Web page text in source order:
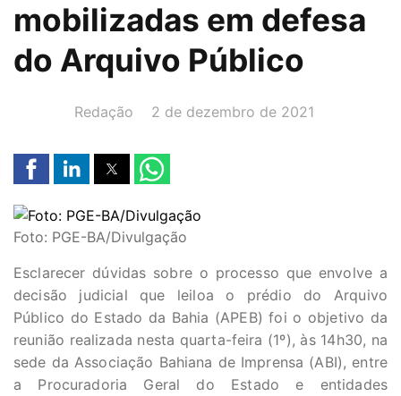
mobilizadas em defesa
do Arquivo Público
AUTOR(A):
Redação DATA:
2 de dezembro de 2021
Foto: PGE-BA/Divulgação
Esclarecer dúvidas sobre o processo que envolve a
decisão judicial que leiloa o prédio do Arquivo
Público do Estado da Bahia (APEB) foi o objetivo da
reunião realizada nesta quarta-feira (1º), às 14h30, na
sede da Associação Bahiana de Imprensa (ABI), entre
a Procuradoria Geral do Estado e entidades